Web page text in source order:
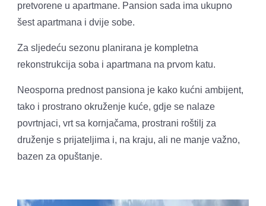
pretvorene u apartmane. Pansion sada ima ukupno
šest apartmana i dvije sobe.
Za sljedeću sezonu planirana je kompletna
rekonstrukcija soba i apartmana na prvom katu.
Neosporna prednost pansiona je kako kućni ambijent,
tako i prostrano okruženje kuće, gdje se nalaze
povrtnjaci, vrt sa kornjačama, prostrani roštilj za
druženje s prijateljima i, na kraju, ali ne manje važno,
bazen za opuštanje.